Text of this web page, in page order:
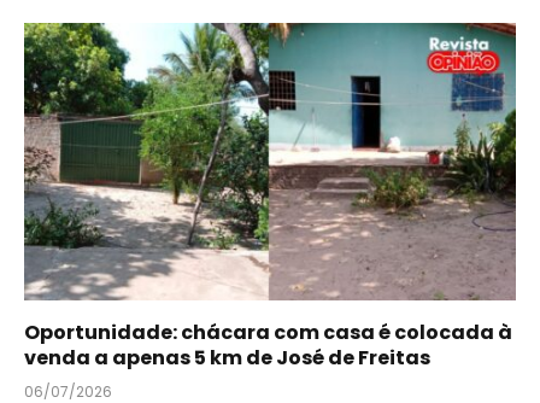
Oportunidade: chácara com casa é colocada à
venda a apenas 5 km de José de Freitas
06/07/2026